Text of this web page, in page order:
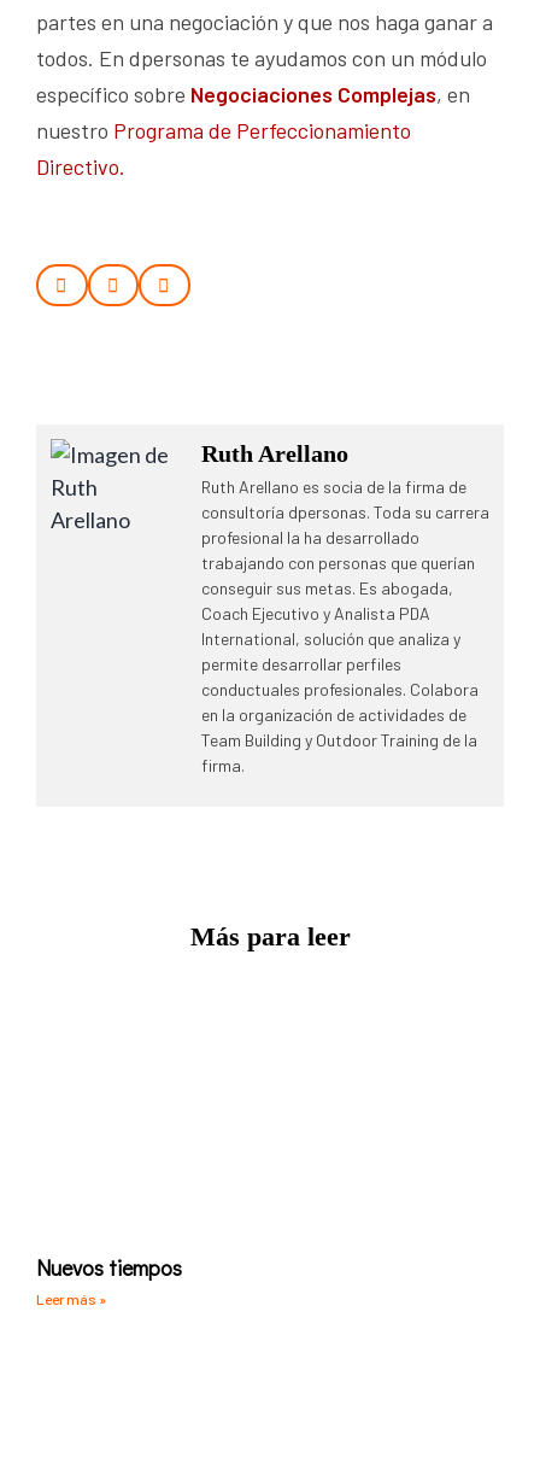
partes en una negociación y que nos haga ganar a
todos. En dpersonas te ayudamos con un módulo
específico sobre Negociaciones Complejas, en
nuestro Programa de Perfeccionamiento
Directivo.
Ruth Arellano
Ruth Arellano es socia de la firma de
consultoría dpersonas. Toda su carrera
profesional la ha desarrollado
trabajando con personas que querían
conseguir sus metas. Es abogada,
Coach Ejecutivo y Analista PDA
International, solución que analiza y
permite desarrollar perfiles
conductuales profesionales. Colabora
en la organización de actividades de
Team Building y Outdoor Training de la
firma.
Más para leer
Nuevos tiempos
Leer más »